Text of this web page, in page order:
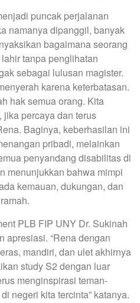
puncak perjalanan
namanya dipanggil, banyak
bagaimana seorang
tanpa penglihatan
sebagai lulusan magister.
karena keterbatasan.
hak semua orang. Kita
jika percaya dan terus
Baginya, keberhasilan ini
pribadi, melainkan
penyandang disabilitas di
menunjukkan bahwa mimpi
kemauan, dukungan, dan
PLB FIP UNY Dr. Sukinah
apresiasi. “Rena dengan
mandiri, dan ulet akhirnya
study S2 dengan luar
menginspirasi teman-
negeri kita tercinta” katanya.